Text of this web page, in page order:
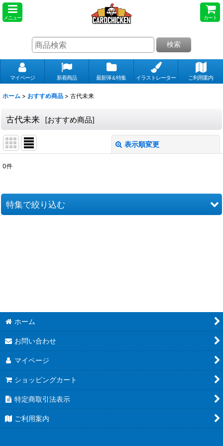
メニュー カート
検索
マイページ 新着商品 最新弾＆特集 イラストレーター ご利用案内
ホーム > おすすめ商品 > 古代未来
古代未来 [おすすめ商品]
表示順変更
表示数
並び順 :
0件
特集で絞り込む
Black Bolt
White Flare
Destined Rivals
Journey Together
Prismatic Evolutions
Surging Sparks
ホーム
お問い合わせ
マイページ
ショッピングカート
特定商取引法表示
ご利用案内